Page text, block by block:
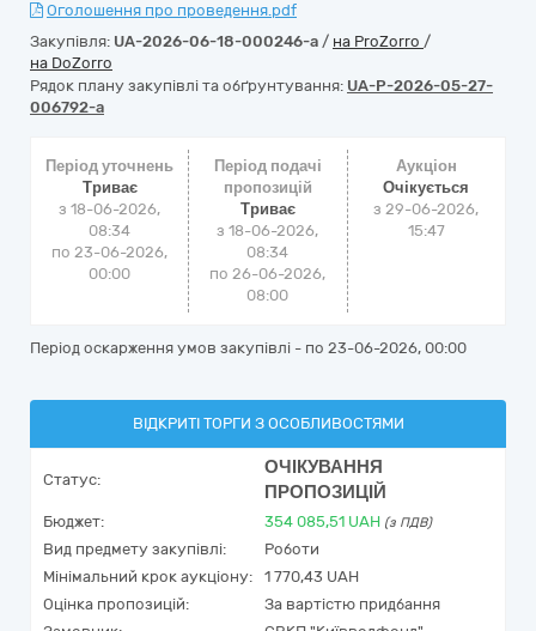
Оголошення про проведення.pdf
Закупівля: UA-2026-06-18-000246-a / на ProZorro /
на DoZorro
Рядок плану закупівлі та обґрунтування: UA-P-2026-05-27-
006792-a
Період уточнень
Триває
з 18-06-2026,
08:34
по 23-06-2026,
00:00
Період подачі
пропозицій
Триває
з 18-06-2026,
08:34
по 26-06-2026,
08:00
Аукціон
Очікується
з29-06-2026,
15:47
Період оскарження умов закупівлі - по 23-06-2026, 00:00
ВІДКРИТІ ТОРГИ З ОСОБЛИВОСТЯМИ
Статус:
ОЧІКУВАННЯ
ПРОПОЗИЦІЙ
Бюджет: 354 085,51 UAH (з ПДВ)
Вид предмету закупівлі:
Роботи
Мінімальний крок аукціону:
1 770,43 UAH
Оцінка пропозицій:
За вартістю придбання